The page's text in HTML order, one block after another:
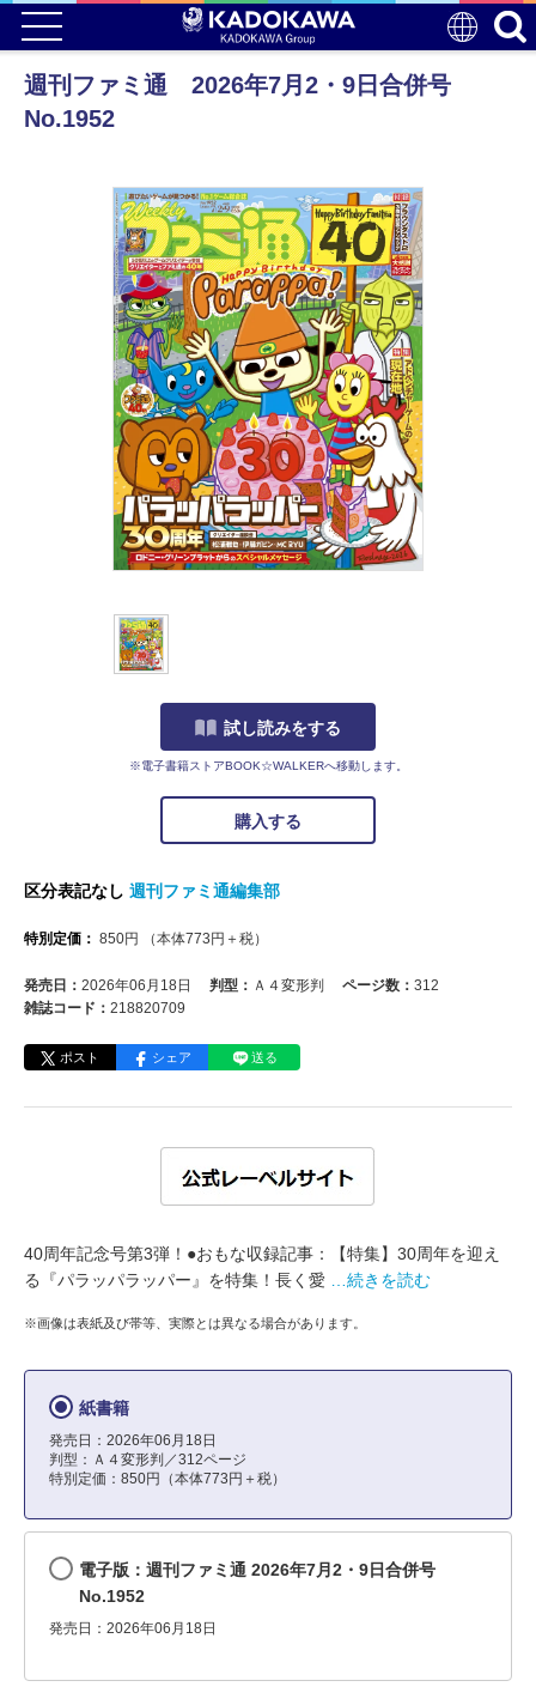
週刊ファミ通 2026年7月2・9日合併号
No.1952
試し読みをする
※電子書籍ストアBOOK☆WALKERへ移動します。
購入する
区分表記なし 週刊ファミ通編集部
特別定価： 850円 （本体773 円＋税）
発売日： 2026年06月18日 判型： Ａ４変形判 ページ数： 312
雑誌コード： 218820709
ポスト シェア 送る
40周年記念号第3弾！●おもな収録記事：【特集】30周年を迎え
る『パラッパラッパー』を特集！長く愛
…続きを読む
※画像は表紙及び帯等、実際とは異なる場合があります。
紙書籍
発売日：2026年06月18日
判型：Ａ４変形判／312ページ
特別定価：850円（本体773円＋税）
電子版：週刊ファミ通 2026年7月2・9日合併号
No.1952
発売日：2026年06月18日